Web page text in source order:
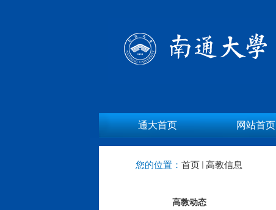
通大首页 网站首页
您的位置： 首页 高教信息
高教动态